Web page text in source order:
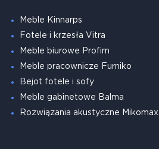
Meble Kinnarps
Fotele i krzesła Vitra
Meble biurowe Profim
Meble pracownicze Furniko
Bejot fotele i sofy
Meble gabinetowe Balma
Rozwiązania akustyczne Mikomax